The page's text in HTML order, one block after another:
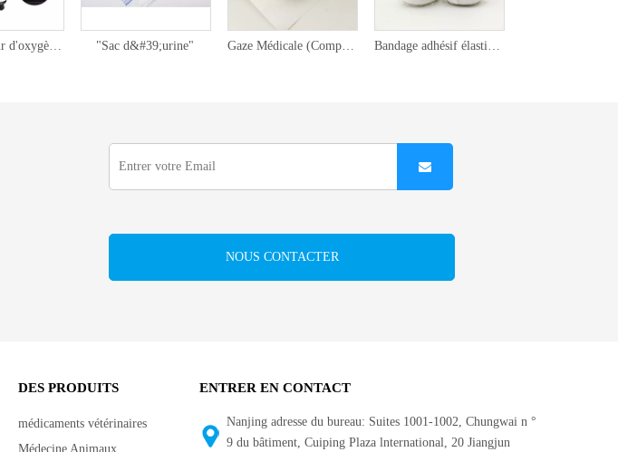
"Sac d&#39;urine"
NOUS CONTACTER
DES PRODUITS
médicaments vétérinaires
Médecine Animaux
ENTRER EN CONTACT
Nanjing adresse du bureau: Suites 1001-1002, Chungwai n °
9 du bâtiment, Cuiping Plaza lnternational, 20 Jiangjun